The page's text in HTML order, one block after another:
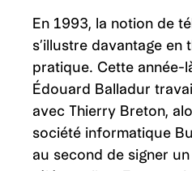
En 1993, la notion de
s’illustre davantage en
pratique. Cette année-
Édouard Balladur
avec Thierry Breton,
société informatique
au second de signer